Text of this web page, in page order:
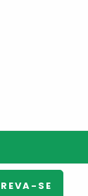
SE